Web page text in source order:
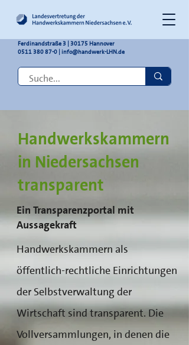
Ferdinandstraße 3 | 30175 Hannover
0511 380 87-0 | info@handwerk-LHN.de
Handwerkskammern
in Niedersachsen
transparent
Ein Transparenzportal mit
Aussagekraft
Handwerkskammern als
öffentlich-rechtliche Einrichtungen
der Selbstverwaltung der
Wirtschaft sind transparent. Die
Vollversammlungen, in denen die